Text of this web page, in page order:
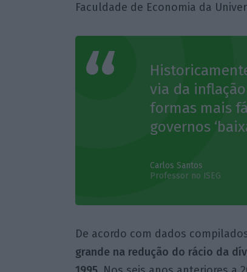
Faculdade de Economia da
via da
formas mais
governos
Carlos Santos
Professor no ISEG
De acordo com dados
grande na redução do rácio da